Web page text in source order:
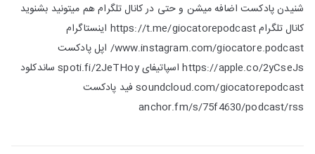
شنیدن پادکست اضافه میشن و حتی در کانال تلگرام هم میتونید بشنوید
کانال تلگرام https://t.me/giocatorepodcast اینستاگرام
www.instagram.com/giocatore.podcast/ اپل پادکست
https://apple.co/2yCseJs اسپاتیفای spoti.fi/2JeTHoy ساندکلود
soundcloud.com/giocatorepodcast فید پادکست
anchor.fm/s/75f4630/podcast/rss